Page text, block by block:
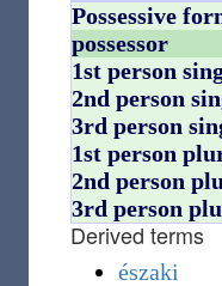
Possessive
possessor
1st person
2nd person
3rd person
1st person
2nd person
3rd person
Derived terms
északi